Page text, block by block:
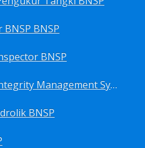
BNSP
BNSP
Sertifikasi Pipeline Integrity Management System (Pims) BNSP
BNSP